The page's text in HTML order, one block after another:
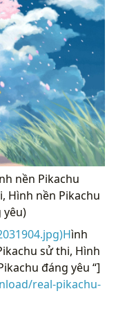
nền Pikachu
Hình nền Pikachu
yêu)
ình
sử thi, Hình
đáng yêu “]
real-pikachu-